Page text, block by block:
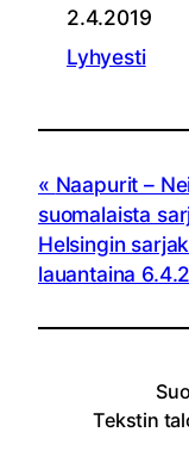
2.4.2019
Lyhyesti
Naapurit –
suomalaista
Helsingin
lauantaina
Tekstin